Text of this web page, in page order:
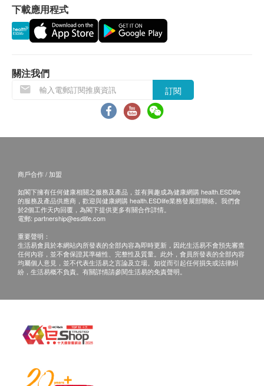
下載應用程式
關注我們
訂閱
商戶合作 / 加盟
如閣下擁有任何健康相關之服務及產品，並有興趣成為健康網購 health.ESDlife
的服務及產品供應商，歡迎與健康網購 health.ESDlife業務發展部聯絡。我們會
於2個工作天內回覆，為閣下提供更多有關合作詳情。
電郵: partnership@esdlife.com
重要聲明：
生活易會員於本網站內所發表的全部內容為即時更新，因此生活易不會預先審查
任何內容，並不會保證其準確性、完整性及質量。此外，會員所發表的全部內容
均屬個人意見，並不代表生活易之言論及立場。如從而引起任何損失或法律糾
紛，生活易概不負責。有關詳情請參閱生活易的免責聲明。